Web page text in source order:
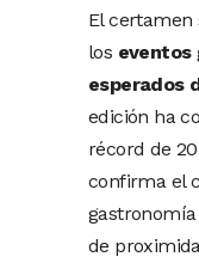
El certamen
los eventos
esperados
edición ha
récord de
confirma el
de